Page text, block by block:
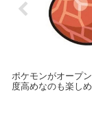
ポケモンがオープ
度高めなのも楽し